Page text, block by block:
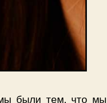
были тем, что мы